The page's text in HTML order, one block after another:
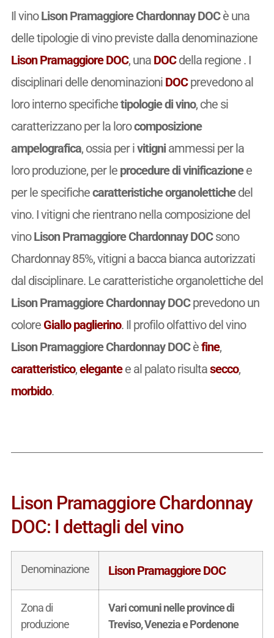
Il vinoLison Pramaggiore Chardonnay DOCè una
delle tipologie di vino previste dalla denominazione
Lison Pramaggiore DOC, una DOCdella regione . I
disciplinari delle denominazioni DOCprevedono al
loro interno specifichetipologie di vino, che si
caratterizzano per la lorocomposizione
ampelografica, ossia per ivitigniammessi per la
loro produzione, per le procedure di vinificazionee
per le specifichecaratteristiche organolettichedel
vino. I vitigni che rientrano nella composizione del
vinoLison Pramaggiore Chardonnay DOCsono
Chardonnay 85%, vitigni a bacca bianca autorizzati
dal disciplinare. Le caratteristiche organolettiche del
Lison Pramaggiore Chardonnay DOCprevedono un
colore Giallo paglierino. Il profilo olfattivo del vino
Lison Pramaggiore Chardonnay DOCèfine,
caratteristico,elegantee al palato risultasecco,
morbido.
Lison Pramaggiore Chardonnay
DOC: I dettagli del vino
Denominazione Lison Pramaggiore DOC
Zona di
produzione
Vari comuni nelle province di
Treviso, Venezia e Pordenone